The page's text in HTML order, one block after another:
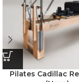
Pilates Cadillac